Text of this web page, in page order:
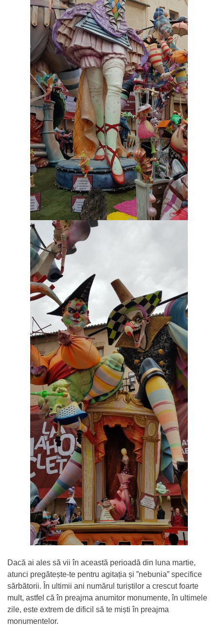
Dacă ai ales să vii în această perioadă din luna martie,
atunci pregătește-te pentru agitația și ”nebunia” specifice
sărbătorii. În ultimii ani numărul turiștilor a crescut foarte
mult, astfel că în preajma anumitor monumente, în ultimele
zile, este extrem de dificil să te miști în preajma
monumentelor.